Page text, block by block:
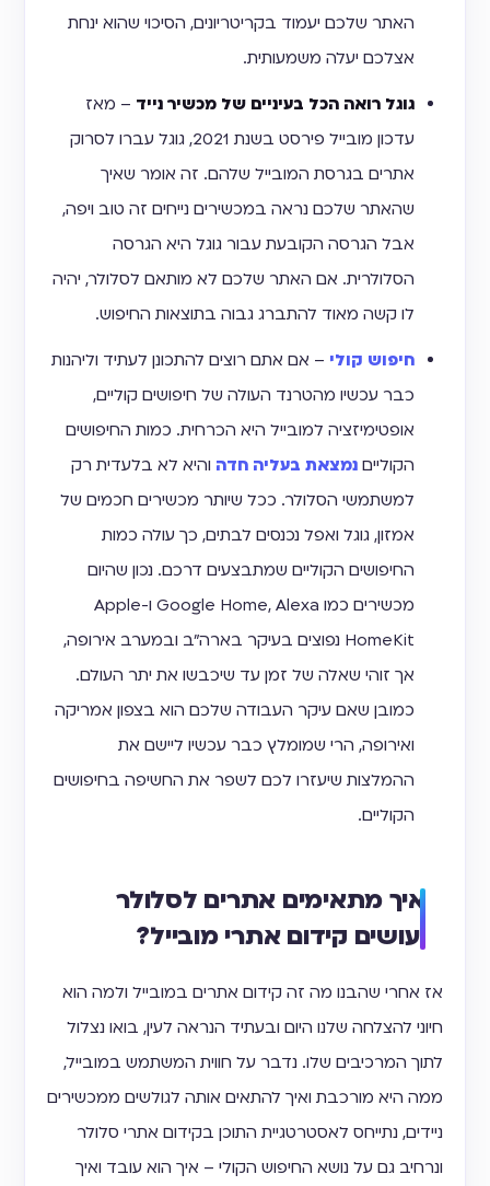
האתר שלכם יעמוד בקריטריונים, הסיכוי שהוא ינחת
אצלכם יעלה משמעותית.
גוגל רואה הכל בעיניים של מכשיר נייד – מאז
עדכון מובייל פירסט בשנת 2021, גוגל עברו לסרוק
אתרים בגרסת המובייל שלהם. זה אומר שאיך
שהאתר שלכם נראה במכשירים נייחים זה טוב ויפה,
אבל הגרסה הקובעת עבור גוגל היא הגרסה
הסלולרית. אם האתר שלכם לא מותאם לסלולר, יהיה
לו קשה מאוד להתברג גבוה בתוצאות החיפוש.
חיפוש קולי – אם אתם רוצים להתכונן לעתיד וליהנות
כבר עכשיו מהטרנד העולה של חיפושים קוליים,
אופטימיזציה למובייל היא הכרחית. כמות החיפושים
הקוליים נמצאת בעליה חדה והיא לא בלעדית רק
למשתמשי הסלולר. ככל שיותר מכשירים חכמים של
אמזון, גוגל ואפל נכנסים לבתים, כך עולה כמות
החיפושים הקוליים שמתבצעים דרכם. נכון שהיום
מכשירים כמו Google Home, Alexa ו-Apple
HomeKit נפוצים בעיקר בארה״ב ובמערב אירופה,
אך זוהי שאלה של זמן עד שיכבשו את יתר העולם.
כמובן שאם עיקר העבודה שלכם הוא בצפון אמריקה
ואירופה, הרי שמומלץ כבר עכשיו ליישם את
ההמלצות שיעזרו לכם לשפר את החשיפה בחיפושים
הקוליים.
איך מתאימים אתרים לסלולר
ועושים קידום אתרי מובייל?
אז אחרי שהבנו מה זה קידום אתרים במובייל ולמה הוא
חיוני להצלחה שלנו היום ובעתיד הנראה לעין, בואו נצלול
לתוך המרכיבים שלו. נדבר על חווית המשתמש במובייל,
ממה היא מורכבת ואיך להתאים אותה לגולשים ממכשירים
ניידים, נתייחס לאסטרטגיית התוכן בקידום אתרי סלולר
ונרחיב גם על נושא החיפוש הקולי – איך הוא עובד ואיך